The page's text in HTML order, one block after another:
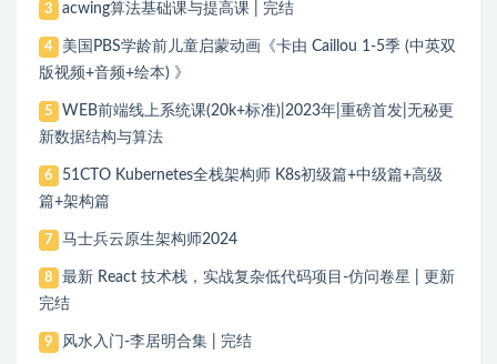
3 acwing算法基础课与提高课 | 完结
4
美国PBS学龄前儿童启蒙动画《卡由 Caillou 1-5季 (中英双
版视频+音频+绘本) 》
5
WEB前端线上系统课(20k+标准)|2023年|重磅首发|无秘更
新数据结构与算法
6
51CTO Kubernetes全栈架构师 K8s初级篇+中级篇+高级
篇+架构篇
7 马士兵云原生架构师2024
8
最新 React 技术栈，实战复杂低代码项目-仿问卷星 | 更新
完结
9 风水入门-李居明合集 | 完结